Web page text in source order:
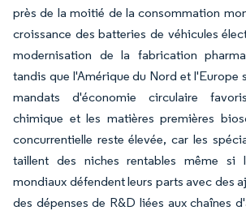
près de la moitié de la consommation
croissance des batteries de véhicules
modernisation de la fabrication
tandis que l'Amérique du Nord et l'Europe
mandats d'économie circulaire
chimique et les matières premières
concurrentielle reste élevée, car les
taillent des niches rentables même si
mondiaux défendent leurs parts avec des
des dépenses de R&D liées aux chaînes